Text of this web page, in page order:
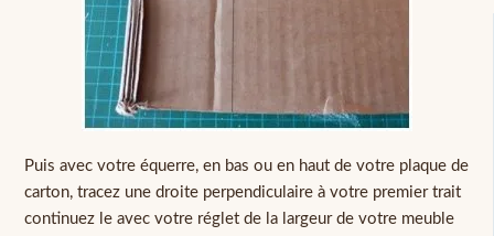
Puis avec votre équerre, en bas ou en haut de votre plaque de
carton, tracez une droite perpendiculaire à votre premier trait
continuez le avec votre réglet de la largeur de votre meuble